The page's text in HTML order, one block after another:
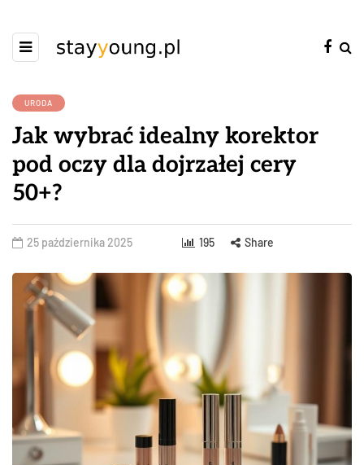
URODA
Jak wybrać idealny korektor
pod oczy dla dojrzałej cery
50+?
25 października 2025 195 Share